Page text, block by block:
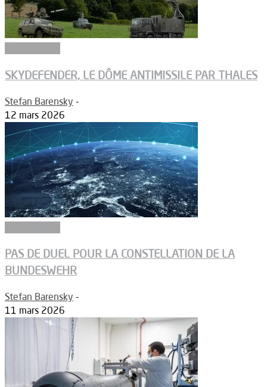
SKYDEFENDER, LE DÔME ANTIMISSILE PAR THALES
Stefan Barensky -
12 mars 2026
PAS DE DUEL POUR LA CONSTELLATION DE LA
BUNDESWEHR
Stefan Barensky -
11 mars 2026